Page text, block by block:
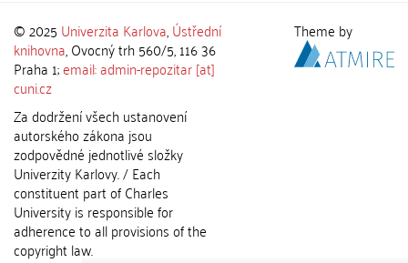
© 2025 Univerzita Karlova,Ústřední
knihovna, Ovocný trh 560/5, 116 36
Praha 1;email: admin-repozitar [at]
cuni.cz
Za dodržení všech ustanovení
autorského zákona jsou
zodpovědné jednotlivé složky
Univerzity Karlovy. / Each
constituent part of Charles
University is responsible for
adherence to all provisions of the
copyright law.
Theme by